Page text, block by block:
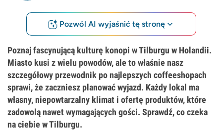
Pozwól AI wyjaśnić tę stronę
Poznaj fascynującą kulturę konopi w Tilburgu w Holandii.
Miasto kusi z wielu powodów, ale to właśnie nasz
szczegółowy przewodnik po najlepszych coffeeshopach
sprawi, że zaczniesz planować wyjazd. Każdy lokal ma
własny, niepowtarzalny klimat i ofertę produktów, które
zadowolą nawet wymagających gości. Sprawdź, co czeka
na ciebie w Tilburgu.